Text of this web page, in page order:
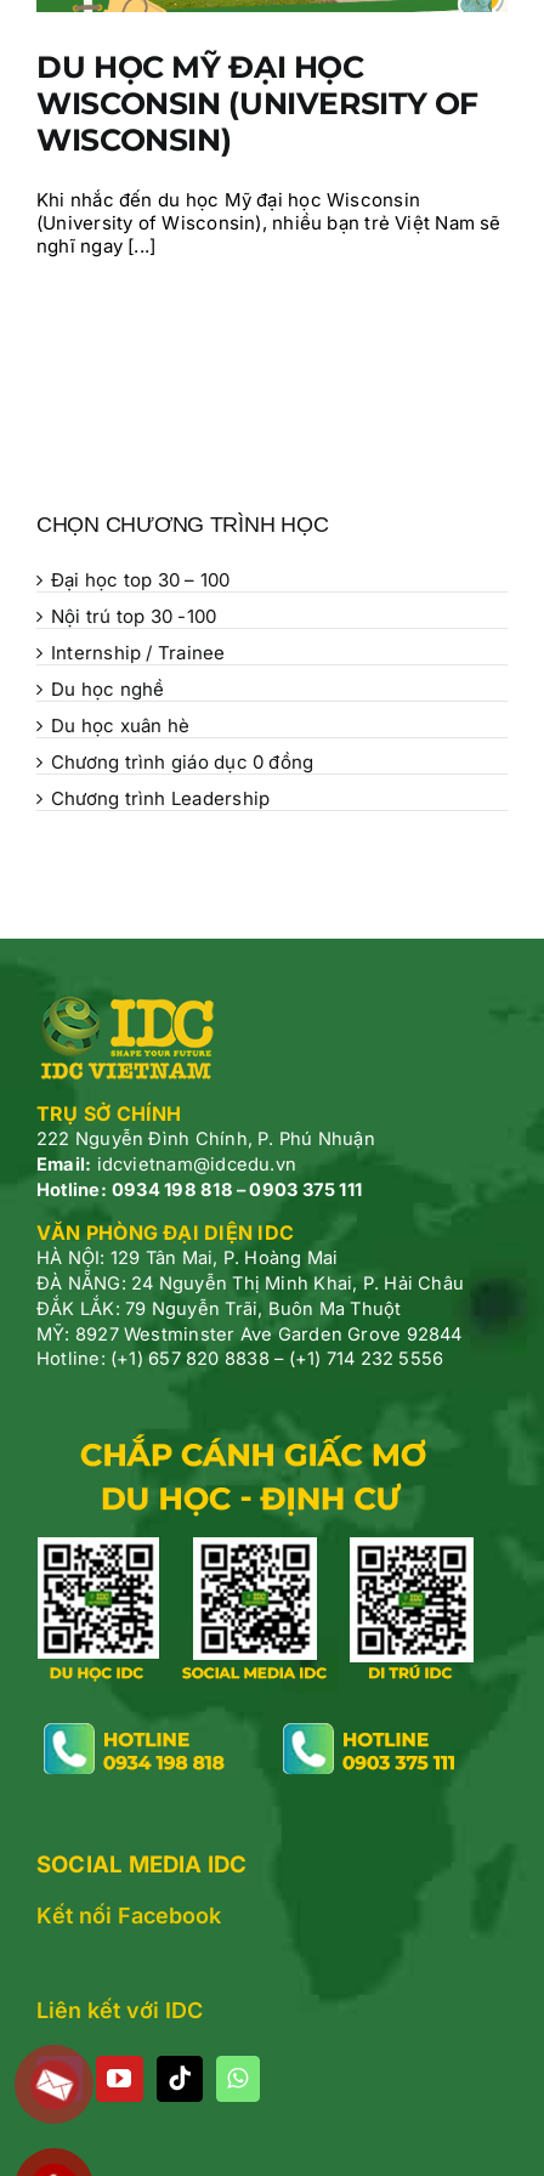
DU HỌC MỸ ĐẠI HỌC
WISCONSIN (UNIVERSITY OF
WISCONSIN)
Khi nhắc đến du học Mỹ đại học Wisconsin
(University of Wisconsin), nhiều bạn trẻ Việt Nam sẽ
nghĩ ngay [...]
CHỌN CHƯƠNG TRÌNH HỌC
Đại học top 30 – 100
Nội trú top 30 -100
Internship / Trainee
Du học nghề
Du học xuân hè
Chương trình giáo dục 0 đồng
Chương trình Leadership
TRỤ SỞ CHÍNH
222 Nguyễn Đình Chính, P. Phú Nhuận
Email: idcvietnam@idcedu.vn
Hotline: 0934 198 818 – 0903 375 111
VĂN PHÒNG ĐẠI DIỆN IDC
HÀ NỘI: 129 Tân Mai, P. Hoàng Mai
ĐÀ NẴNG: 24 Nguyễn Thị Minh Khai, P. Hải Châu
ĐẮK LẮK: 79 Nguyễn Trãi, Buôn Ma Thuột
MỸ: 8927 Westminster Ave Garden Grove 92844
Hotline: (+1) 657 820 8838 – (+1) 714 232 5556
SOCIAL MEDIA IDC
Kết nối Facebook
Liên kết với IDC